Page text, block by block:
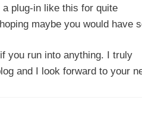
a plug-in like this for quite
maybe you would have
you run into anything. I truly
and I look forward to your